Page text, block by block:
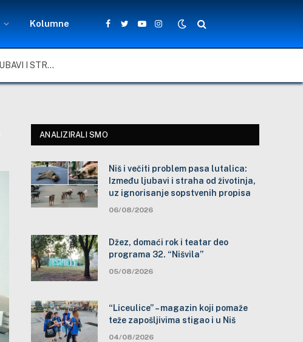
Kolumne
Facebook
TwitterYouTubeInstagram
NIŠ I VEČITI PROBLEM PASA LUTALICA: IZMEĐU LJUBAVI I STRAHA OD ŽIVOTINJA, UZ IGNORISANJE SOPSTVENIH PROPISA
ANALIZIRALI SMO
Niš i večiti problem pasa lutalica:
Između ljubavi i straha od životinja,
uz ignorisanje sopstvenih propisa
06/08/2026
Džez, domaći rok i teatar deo
programa 32. “Nišvila”
05/08/2026
“Liceulice” – magazin koji pomaže
teže zapošljivima stigao i u Niš
04/08/2026